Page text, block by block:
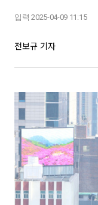
입력 2025-04-09 11:15
전보규 기자